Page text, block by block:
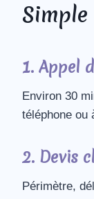
1. Appel
Environ 30
téléphone ou
2. Devis
Périmètre,